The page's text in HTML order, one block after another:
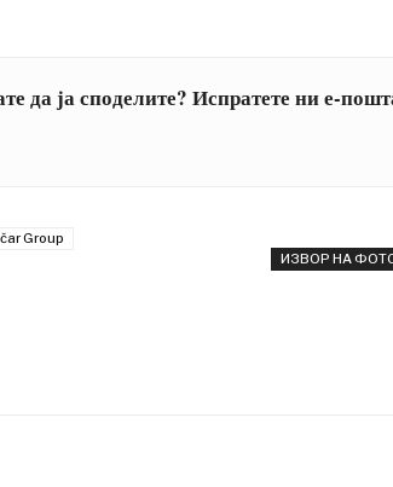
да ја споделите? Испратете ни е-
Group
ИЗВОР НА